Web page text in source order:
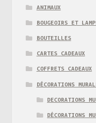
ANIMAUX
BOUGEOIRS ET
BOUTEILLES
CARTES CADEAUX
COFFRETS CADEAUX
DÉCORATIONS
DECORATIONS
DÉCORATIONS